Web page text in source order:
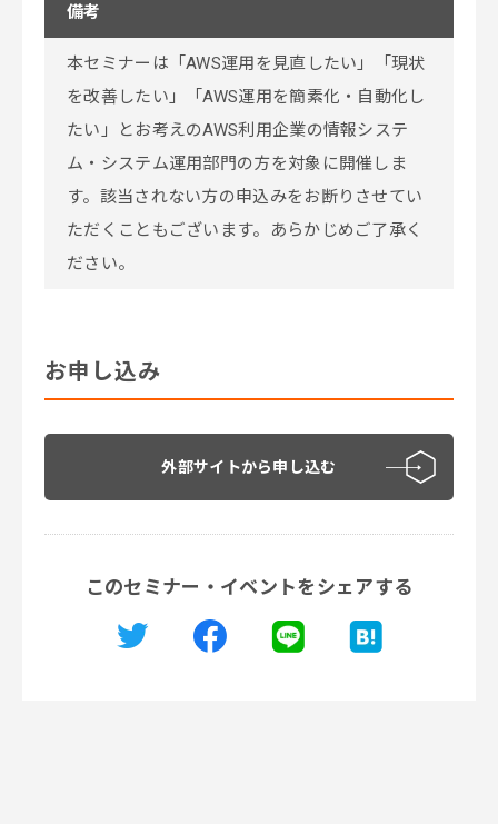
備考
本セミナーは 「AWS運用を見直したい」「現状
を改善したい」「AWS運用を簡素化・自動化し
たい」とお考えのAWS利用企業の情報システ
ム・システム運用部門の方を対象 に開催しま
す。該当されない方の申込みをお断りさせてい
ただくこともございます。あらかじめご了承く
ださい。
お申し込み
外部サイトから申し込む
このセミナー・イベントをシェアする